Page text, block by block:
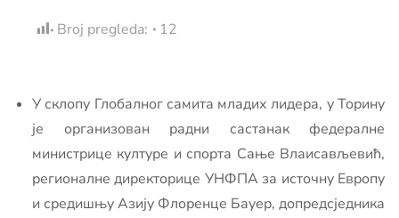
Broj pregleda: 12
У склопу Глобалног самита младих лидера, у Торину
је организован радни састанак федералне
министрице културе и спорта Сање Влаисављевић,
регионалне директорице УНФПА за источну Европу
и средишњу Азију Флоренце Бауер, допредсједника